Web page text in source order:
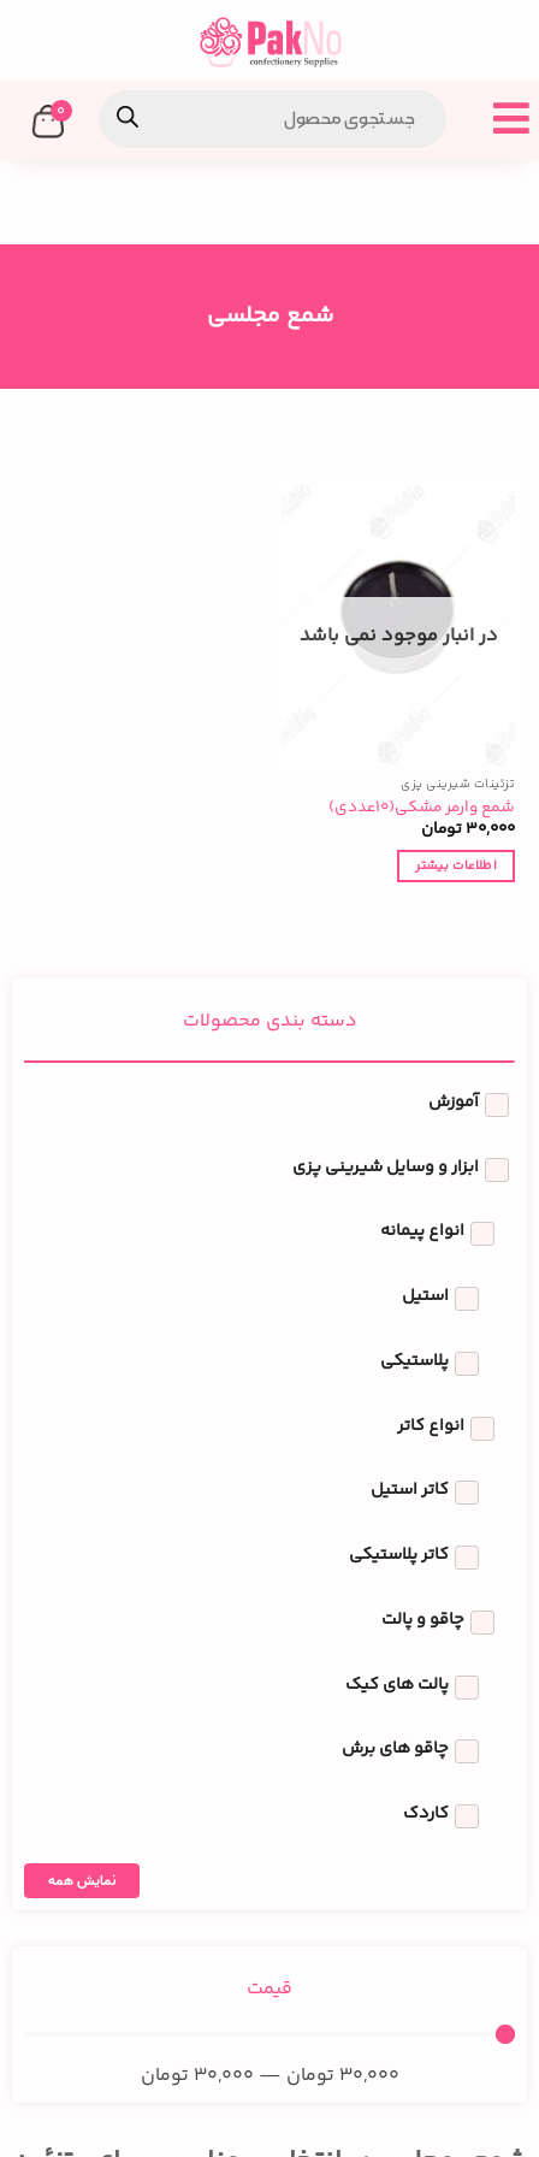
0
شمع مجلسی
دسته بندی محصولات
آموزش
ابزار و وسایل شیرینی پزی
انواع پیمانه
استیل
پلاستیکی
انواع کاتر
کاتر استیل
کاتر پلاستیکی
چاقو و پالت
پالت های کیک
چاقو های برش
کاردک
نمایش همه
قیمت
30,000 تومان —
30,000 تومان
در انبار موجود نمی باشد
تزئینات شیرینی پزی
شمع وارمر مشکی(۱۰عددی)
30,000تومان
اطلاعات بیشتر